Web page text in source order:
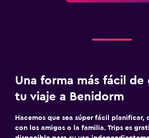
Una forma más fácil de
tu viaje a Benidorm
Hacemos que sea súper fácil planificar,
con los amigos o la familia. Trips es